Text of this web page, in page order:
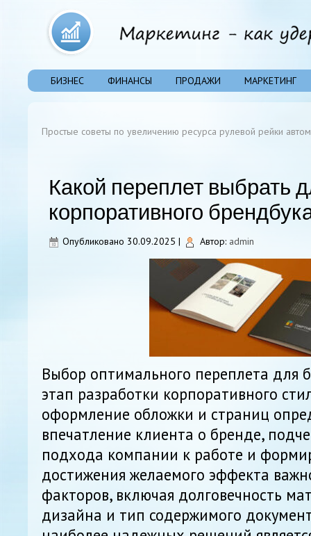
БИЗНЕС ФИНАНСЫ ПРОДАЖИ МАРКЕТИНГ
Простые советы по увеличению ресурса рулевой рейки
Какой переплет выбрать
корпоративного
Опубликовано 30.09.2025 | Автор: admin
Выбор оптимального переплета для
этап разработки корпоративного
оформление обложки и страниц
впечатление клиента о бренде,
подхода компании к работе и
достижения желаемого эффекта
факторов, включая долговечность
дизайна и тип содержимого